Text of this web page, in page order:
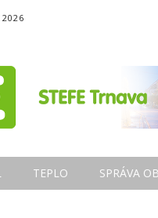
menu
TEPLO SPRÁVA